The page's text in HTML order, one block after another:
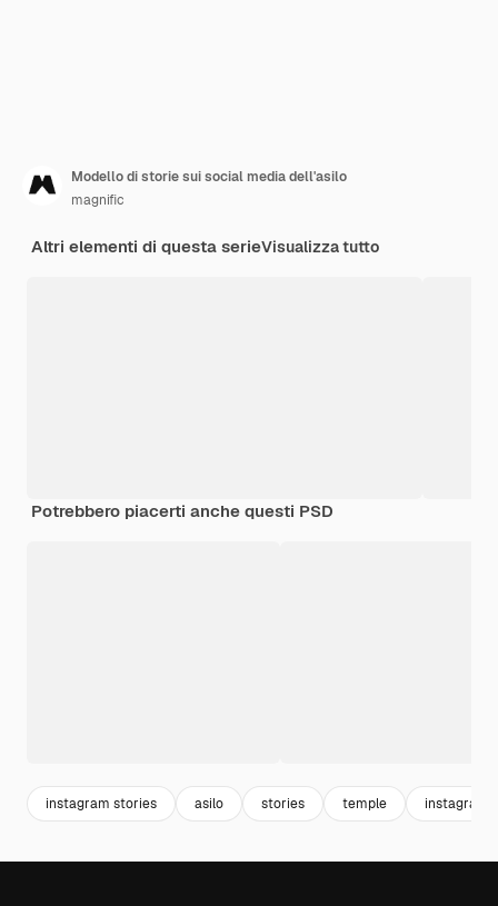
Modello di storie sui social media dell'asilo
magnific
Altri elementi di questa serieVisualizza tutto
Potrebbero piacerti anche questi PSD
instagram stories asilo stories temple instagram